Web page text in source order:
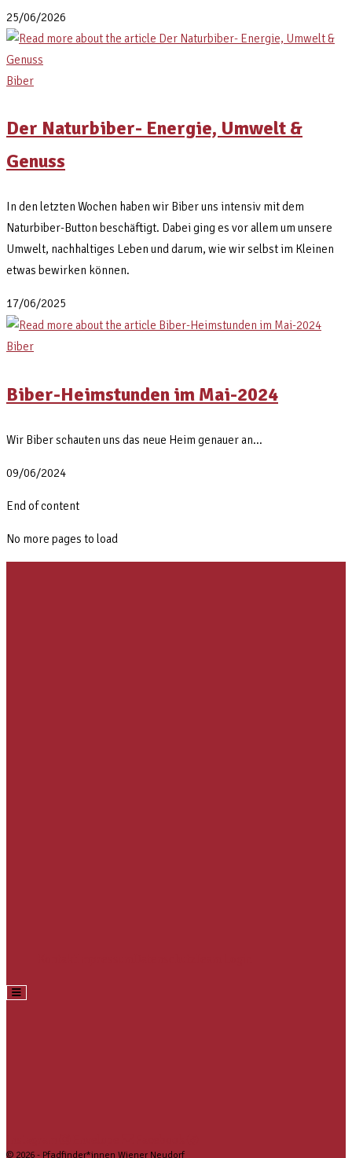
25/06/2026
Biber
Der Naturbiber- Energie, Umwelt &
Genuss
In den letzten Wochen haben wir Biber uns intensiv mit dem
Naturbiber-Button beschäftigt. Dabei ging es vor allem um unsere
Umwelt, nachhaltiges Leben und darum, wie wir selbst im Kleinen
etwas bewirken können.
17/06/2025
Biber
Biber-Heimstunden im Mai-2024
Wir Biber schauten uns das neue Heim genauer an...
09/06/2024
End of content
No more pages to load
Hamburger Toggle Menu
© 2026 - Pfadfinder*innen Wiener Neudorf